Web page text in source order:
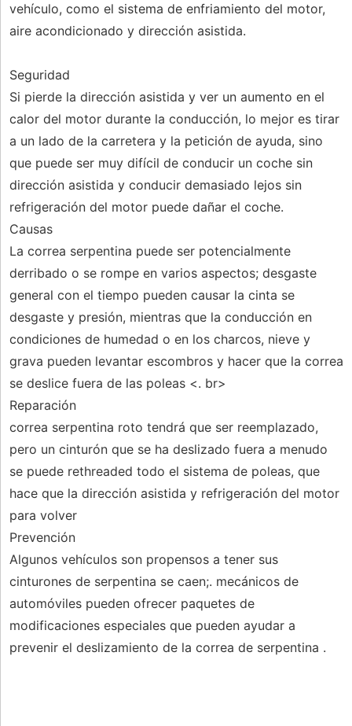
vehículo, como el sistema de enfriamiento del motor,
aire acondicionado y dirección asistida.
Seguridad
Si pierde la dirección asistida y ver un aumento en el
calor del motor durante la conducción, lo mejor es tirar
a un lado de la carretera y la petición de ayuda, sino
que puede ser muy difícil de conducir un coche sin
dirección asistida y conducir demasiado lejos sin
refrigeración del motor puede dañar el coche.
Causas
La correa serpentina puede ser potencialmente
derribado o se rompe en varios aspectos; desgaste
general con el tiempo pueden causar la cinta se
desgaste y presión, mientras que la conducción en
condiciones de humedad o en los charcos, nieve y
grava pueden levantar escombros y hacer que la correa
se deslice fuera de las poleas <. br>
Reparación
correa serpentina roto tendrá que ser reemplazado,
pero un cinturón que se ha deslizado fuera a menudo
se puede rethreaded todo el sistema de poleas, que
hace que la dirección asistida y refrigeración del motor
para volver
Prevención
Algunos vehículos son propensos a tener sus
cinturones de serpentina se caen;. mecánicos de
automóviles pueden ofrecer paquetes de
modificaciones especiales que pueden ayudar a
prevenir el deslizamiento de la correa de serpentina .